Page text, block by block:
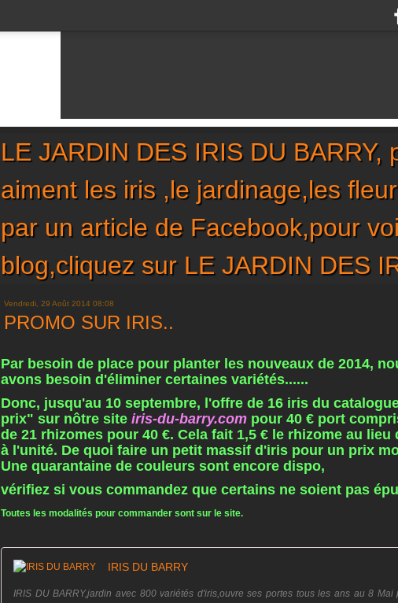
LE JARDIN DES IRIS DU
aiment les iris ,le jardinage,les
par un article de Facebook,pour
blog,cliquez sur LE JARDIN DES
Vendredi, 29 Août 2014 08:08
PROMO SUR IRIS..
Par besoin de place pour planter les nouveaux de 2014,
avons besoin d'éliminer certaines variétés......
Donc, jusqu'au 10 septembre, l'offre de 16 iris du
prix" sur nôtre site iris-du-barry.com pour 40 € port
de 21 rhizomes pour 40 €. Cela fait 1,5 € le rhizome au lieu
à l'unité. De quoi faire un petit massif d'iris pour un prix
Une quarantaine de couleurs sont encore dispo,
vérifiez si vous commandez que certains ne soient pas
Toutes les modalités pour commander sont sur le site.
IRIS DU BARRY
IRIS DU BARRY,jardin avec 800 variétés d'iris,ouvre ses portes tous les ans au 8 Mai